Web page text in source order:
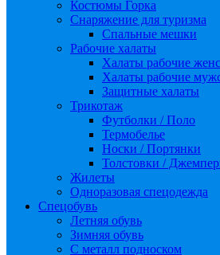
Костюмы Горка
Снаряжение для туризма
Спальные мешки
Рабочие халаты
Халаты рабочие
Халаты рабочие
Защитные халаты
Трикотаж
Футболки / Поло
Термобелье
Носки / Портянки
Толстовки /
Жилеты
Одноразовая спецодежда
Спецобувь
Летняя обувь
Зимняя обувь
С металл подноском